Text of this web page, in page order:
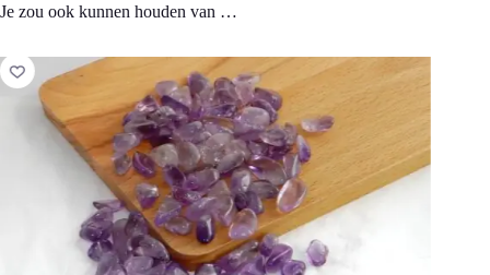
Je zou ook kunnen houden van …